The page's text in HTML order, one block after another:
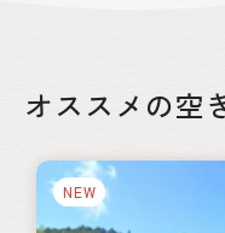
絞り込み
自治体の特徴
オススメの空
NEW